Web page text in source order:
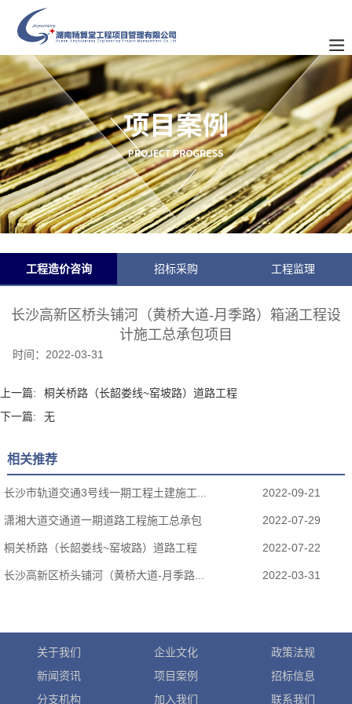
工程造价咨询 招标采购 工程监理
长沙高新区桥头铺河（黄桥大道-月季路）箱涵工程设
计施工总承包项目
时间： 2022-03-31
上一篇:
桐关桥路（长韶娄线~窑坡路）道路工程
下一篇:
无
相关推荐
长沙市轨道交通3号线一期工程土建施工... 2022-09-21
潇湘大道交通道一期道路工程施工总承包 2022-07-29
桐关桥路（长韶娄线~窑坡路）道路工程 2022-07-22
长沙高新区桥头铺河（黄桥大道-月季路... 2022-03-31
关于我们 企业文化
政策法规
新闻资讯
项目案例
招标信息
分支机构
加入我们 联系我们